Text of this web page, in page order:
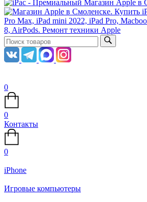
0
0
Контакты
0
iPhone
Игровые компьютеры